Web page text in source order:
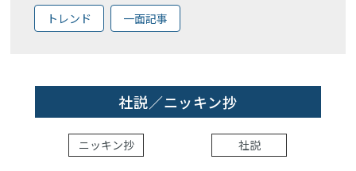
トレンド 一面記事
社説／ニッキン抄
ニッキン抄 社説